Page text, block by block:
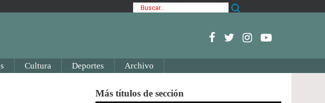
Cultura Deportes Archivo
Más títulos de sección